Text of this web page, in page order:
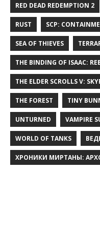
RED DEAD REDEMPTION 2
RUST SCP:
SEA OF THIEVES
THE BINDING OF ISAAC:
THE ELDER SCROLLS V:
THE FOREST TINY
UNTURNED VAMPIRE
WORLD OF TANKS
ХРОНИКИ МИРТАНЫ: